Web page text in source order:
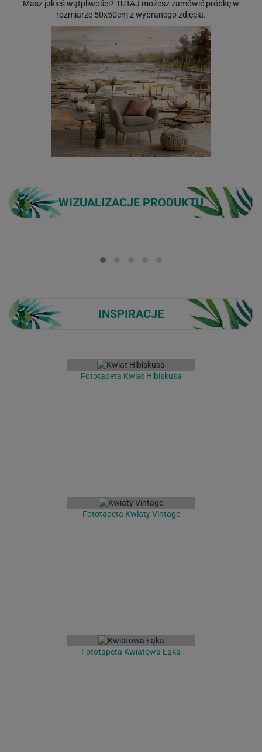
Masz jakieś wątpliwości? TUTAJ możesz zamówić próbkę w
rozmiarze 50x50cm z wybranego zdjęcia.
WIZUALIZACJE PRODUKTU
INSPIRACJE
Fototapeta Kwiat Hibiskusa
Fototapeta Kwiaty Vintage
Fototapeta Kwiatowa Łąka